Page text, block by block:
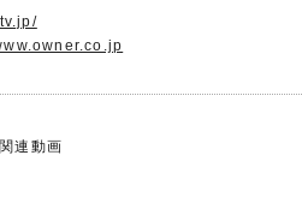
関連動画